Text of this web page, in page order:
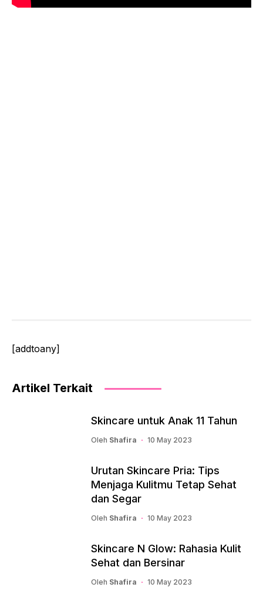
[addtoany]
Artikel Terkait
Skincare untuk Anak 11 Tahun
Oleh Shafira 10 May 2023
Urutan Skincare Pria: Tips
Menjaga Kulitmu Tetap Sehat
dan Segar
Oleh Shafira 10 May 2023
Skincare N Glow: Rahasia Kulit
Sehat dan Bersinar
Oleh Shafira 10 May 2023